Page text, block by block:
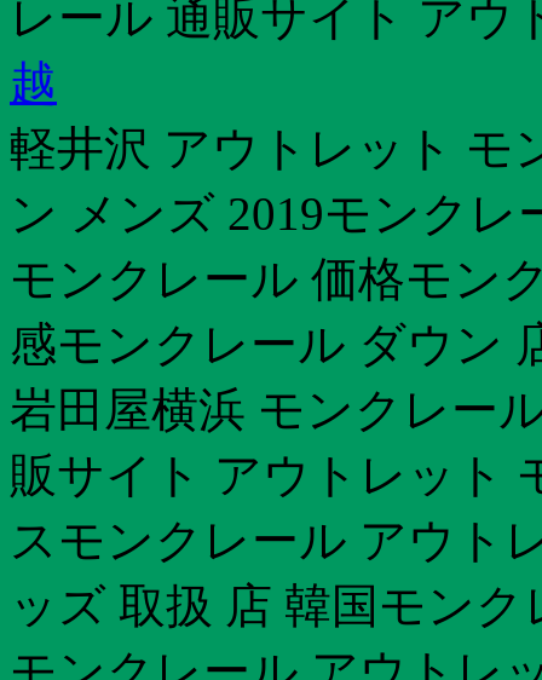
レール 通販サイト アウ
越
軽井沢 アウトレット モ
ン メンズ 2019モンク
モンクレール 価格モン
感モンクレール ダウン
岩田屋横浜 モンクレー
販サイト アウトレット
スモンクレール アウト
ッズ 取扱 店 韓国モン